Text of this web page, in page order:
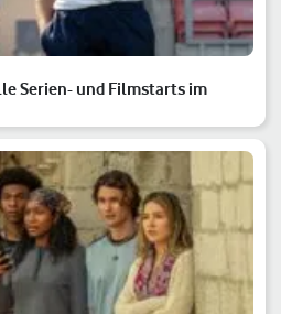
Serien- und Filmstarts im